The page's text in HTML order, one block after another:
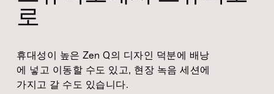
로
휴대성이 높은 Zen Q의 디자인 덕분에 배낭
에 넣고 이동할 수도 있고, 현장 녹음 세션에
가지고 갈 수도 있습니다.